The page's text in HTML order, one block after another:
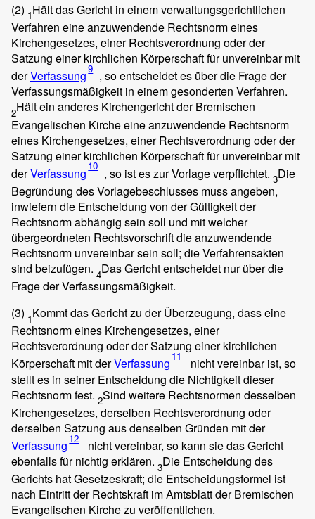
(2) 1Hält das Gericht in einem verwaltungsgerichtlichen
Verfahren eine anzuwendende Rechtsnorm eines
Kirchengesetzes, einer Rechtsverordnung oder der
Satzung einer kirchlichen Körperschaft für unvereinbar mit
derVerfassung9 , so entscheidet es über die Frage der
Verfassungsmäßigkeit in einem gesonderten Verfahren.
2Hält ein anderes Kirchengericht der Bremischen
Evangelischen Kirche eine anzuwendende Rechtsnorm
eines Kirchengesetzes, einer Rechtsverordnung oder der
Satzung einer kirchlichen Körperschaft für unvereinbar mit
derVerfassung 10 , so ist es zur Vorlage verpflichtet.3Die
Begründung des Vorlagebeschlusses muss angeben,
inwiefern die Entscheidung von der Gültigkeit der
Rechtsnorm abhängig sein soll und mit welcher
übergeordneten Rechtsvorschrift die anzuwendende
Rechtsnorm unvereinbar sein soll; die Verfahrensakten
sind beizufügen. 4Das Gericht entscheidet nur über die
Frage der Verfassungsmäßigkeit.
(3) 1Kommt das Gericht zu der Überzeugung, dass eine
Rechtsnorm eines Kirchengesetzes, einer
Rechtsverordnung oder der Satzung einer kirchlichen
Körperschaft mit derVerfassung 11
nicht vereinbar ist, so
stellt es in seiner Entscheidung die Nichtigkeit dieser
Rechtsnorm fest. 2Sind weitere Rechtsnormen desselben
Kirchengesetzes, derselben Rechtsverordnung oder
derselben Satzung aus denselben Gründen mit der
Verfassung 12
nicht vereinbar, so kann sie das Gericht
ebenfalls für nichtig erklären. 3Die Entscheidung des
Gerichts hat Gesetzeskraft; die Entscheidungsformel ist
nach Eintritt der Rechtskraft im Amtsblatt der Bremischen
Evangelischen Kirche zu veröffentlichen.